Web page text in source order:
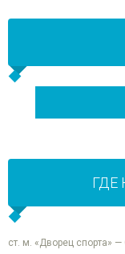
ГДЕ
ст. м. «Дворец спорта»